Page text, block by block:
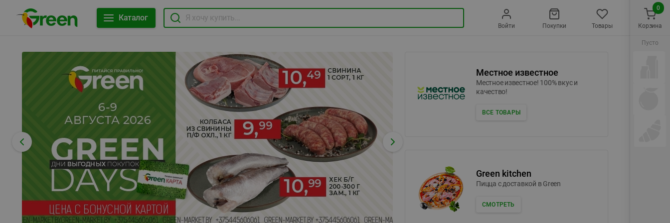
Каталог
Войти Покупки Товары
Местное известное
Местное известное! 100% вкус и
качество!
ВСЕ ТОВАРЫ
Green kitchen
Пицца c доставкой в Green
СМОТРЕТЬ
Корзина
0
Пусто